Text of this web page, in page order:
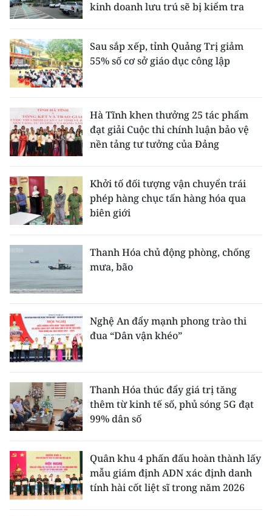
kinh doanh lưu trú sẽ bị kiểm tra
Sau sắp xếp, tỉnh Quảng Trị giảm
55% số cơ sở giáo dục công lập
Hà Tĩnh khen thưởng 25 tác phẩm
đạt giải Cuộc thi chính luận bảo vệ
nền tảng tư tưởng của Đảng
Khởi tố đối tượng vận chuyển trái
phép hàng chục tấn hàng hóa qua
biên giới
Thanh Hóa chủ động phòng, chống
mưa, bão
Nghệ An đẩy mạnh phong trào thi
đua “Dân vận khéo”
Thanh Hóa thúc đẩy giá trị tăng
thêm từ kinh tế số, phủ sóng 5G đạt
99% dân số
Quân khu 4 phấn đấu hoàn thành lấy
mẫu giám định ADN xác định danh
tính hài cốt liệt sĩ trong năm 2026